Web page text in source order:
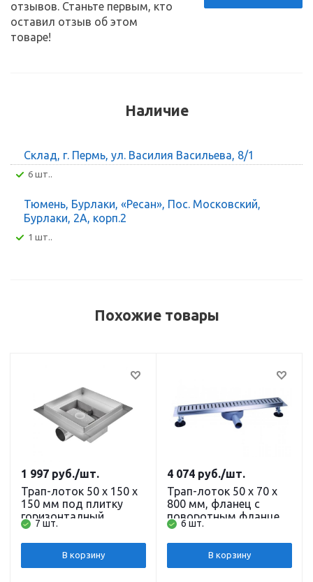
отзывов. Станьте первым, кто
оставил отзыв об этом
товаре!
Наличие
Склад, г. Пермь, ул. Василия Васильева, 8/1
6 шт..
Тюмень, Бурлаки, «Ресан», Пос. Московский,
Бурлаки, 2А, корп.2
1 шт..
Похожие товары
Трап-лоток 50 х 150 х
150 мм под плитку
горизонталный,
комбинированный
затвор, нержавеющая
сталь BAD451502 TIM
7 шт.
1 997 руб./шт.
В корзину
Трап-лоток 50 х 70 х
800 мм, фланец с
поворотным фланцем.
комбинированный
затвор, нержавеющая
сталь BAD538002
Zeissler
6 шт.
4 074 руб./шт.
В корзину